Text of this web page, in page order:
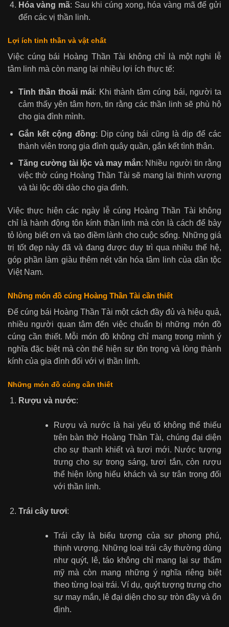
Hóa vàng mã: Sau khi cúng xong, hóa vàng mã để gửi
đến các vị thần linh.
Lợi ích tinh thần và vật chất
Việc cúng bái Hoàng Thần Tài không chỉ là một nghi lễ
tâm linh mà còn mang lại nhiều lợi ích thực tế:
Tinh thần thoải mái: Khi thành tâm cúng bái, người ta
cảm thấy yên tâm hơn, tin rằng các thần linh sẽ phù hộ
cho gia đình mình.
Gắn kết cộng đồng: Dịp cúng bái cũng là dịp để các
thành viên trong gia đình quây quần, gắn kết tình thân.
Tăng cường tài lộc và may mắn: Nhiều người tin rằng
việc thờ cúng Hoàng Thần Tài sẽ mang lại thịnh vượng
và tài lộc dồi dào cho gia đình.
Việc thực hiện các ngày lễ cúng Hoàng Thần Tài không
chỉ là hành động tôn kính thần linh mà còn là cách để bày
tỏ lòng biết ơn và tạo điềm lành cho cuộc sống. Những giá
trị tốt đẹp này đã và đang được duy trì qua nhiều thế hệ,
góp phần làm giàu thêm nét văn hóa tâm linh của dân tộc
Việt Nam.
Những món đồ cúng Hoàng Thần Tài cần thiết
Để cúng bái Hoàng Thần Tài một cách đầy đủ và hiệu quả,
nhiều người quan tâm đến việc chuẩn bị những món đồ
cúng cần thiết. Mỗi món đồ không chỉ mang trong mình ý
nghĩa đặc biệt mà còn thể hiện sự tôn trọng và lòng thành
kính của gia đình đối với vị thần linh.
Những món đồ cúng cần thiết
Rượu và nước:
Rượu và nước là hai yếu tố không thể thiếu
trên bàn thờ Hoàng Thần Tài, chúng đại diện
cho sự thanh khiết và tươi mới. Nước tượng
trưng cho sự trong sáng, tươi tắn, còn rượu
thể hiện lòng hiếu khách và sự trân trọng đối
với thần linh.
Trái cây tươi:
Trái cây là biểu tượng của sự phong phú,
thịnh vượng. Những loại trái cây thường dùng
như quýt, lê, táo không chỉ mang lại sự thẩm
mỹ mà còn mang những ý nghĩa riêng biệt
theo từng loại trái. Ví dụ, quýt tượng trưng cho
sự may mắn, lê đại diện cho sự tròn đầy và ổn
định.